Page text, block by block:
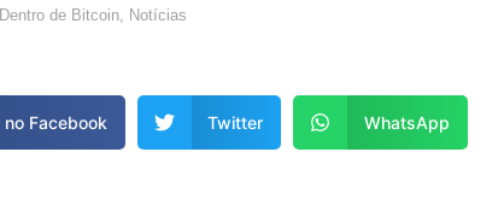
Dentro de Bitcoin Notícias
no Facebook Twitter WhatsApp